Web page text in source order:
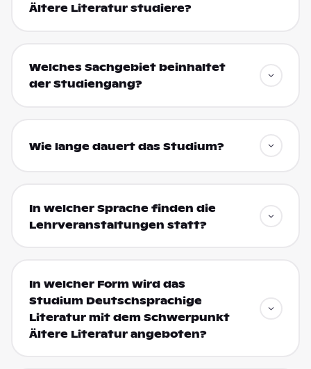
Ältere Literatur studiere?
Welches Sachgebiet beinhaltet
der Studiengang?
Wie lange dauert das Studium?
In welcher Sprache finden die
Lehrveranstaltungen statt?
In welcher Form wird das
Studium Deutschsprachige
Literatur mit dem Schwerpunkt
Ältere Literatur angeboten?